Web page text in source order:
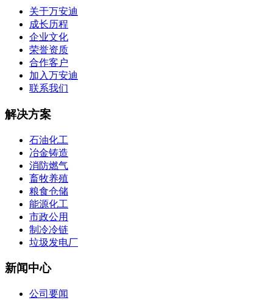
关于万安迪
成长历程
企业文化
荣誉资质
合作客户
加入万安迪
联系我们
解决方案
石油化工
冶金铸造
消防燃气
畜牧养殖
粮食仓储
能源化工
市政公用
制冷冷链
垃圾发电厂
新闻中心
公司要闻